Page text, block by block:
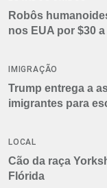
Robôs
nos EUA por $30
IMIGRAÇÃO
Trump entrega a
imigrantes para
LOCAL
Cão da raça
Flórida